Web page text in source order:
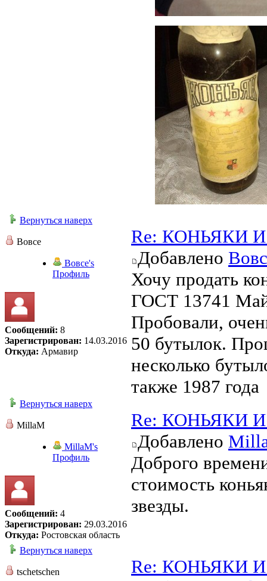
Вернуться наверх
Вовсе
Вовсе's
Профиль
Сообщений: 8
Зарегистрирован: 14.03.2016
Откуда: Армавир
Re: КОНЬЯКИ И
Добавлено
Хочу продать
ГОСТ 13741
Пробовали,
50 бутылок.
несколько
также 1987 года
Вернуться наверх
MillaM
MillaM's
Профиль
Сообщений: 4
Зарегистрирован: 29.03.2016
Откуда: Ростовская область
Re: КОНЬЯКИ И
Добавлено
Доброго
стоимость
звезды.
Вернуться наверх
tschetschen
Re: КОНЬЯКИ И